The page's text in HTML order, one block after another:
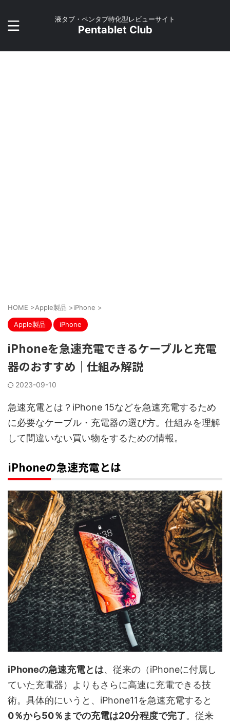
液タブ・ペンタブ特化型レビューサイト
Pentablet Club
HOME >Apple製品 >iPhone >
Apple製品 iPhone
iPhoneを急速充電できるケーブルと充電
器のおすすめ｜仕組み解説
2023-09-10
急速充電とは？iPhone 15などを急速充電するため
に必要なケーブル・充電器の選び方。仕組みを理解
して間違いない買い物をするための情報。
iPhoneの急速充電とは
iPhoneの急速充電とは、従来の（iPhoneに付属し
ていた充電器）よりもさらに高速に充電できる技
術。具体的にいうと、iPhone11を急速充電すると
0％から50％までの充電は20分程度で完了。従来